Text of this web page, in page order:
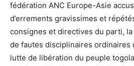
fédération ANC Europe-Asie
d’errements gravissimes et
consignes et directives du parti,
de fautes disciplinaires ordinaires
lutte de libération du peuple